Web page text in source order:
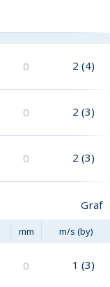
0 2 (4)
0 2 (3)
0 2 (3)
Graf
mm m/s (by)
0 1 (3)